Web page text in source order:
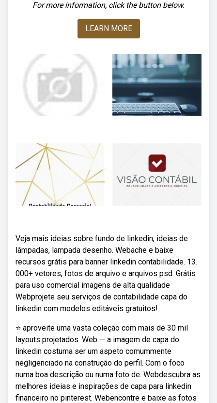
For more information, click the button below.
LEARN MORE
Veja mais ideias sobre fundo de linkedin, ideias de
lâmpadas, lampada desenho. Webache e baixe
recursos grátis para banner linkedin contabilidade. 13.
000+ vetores, fotos de arquivo e arquivos psd. Grátis
para uso comercial imagens de alta qualidade
Webprojete seu serviços de contabilidade capa do
linkedin com modelos editáveis gratuitos!
⭐️ aproveite uma vasta coleção com mais de 30 mil
layouts projetados. Web — a imagem de capa do
linkedin costuma ser um aspeto comummente
negligenciado na construção do perfil. Com o foco
numa boa descrição ou numa foto de. Webdescubra as
melhores ideias e inspirações de capa para linkedin
financeiro no pinterest. Webencontre e baixe as fotos